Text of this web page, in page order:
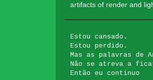
artifacts of render and
Estou cansado.
Estou perdido.
Mas as palavras de
Não se atreva a
Então eu continuo